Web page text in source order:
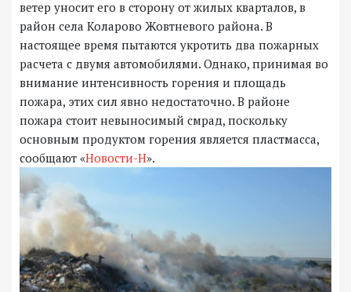
ветер уносит его в сторону от жилых кварталов, в
район села Коларово Жовтневого района. В
настоящее время пытаются укротить два пожарных
расчета с двумя автомобилями. Однако, принимая во
внимание интенсивность горения и площадь
пожара, этих сил явно недостаточно. В районе
пожара стоит невыносимый смрад, поскольку
основным продуктом горения является пластмасса,
сообщают «Новости-Н».